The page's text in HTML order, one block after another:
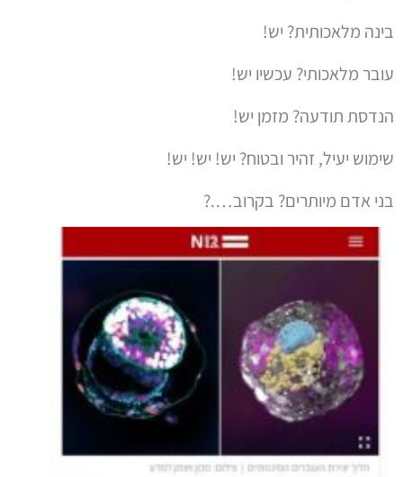
בינה מלאכותית? יש!
עובר מלאכותי? עכשיו יש!
הנדסת תודעה? מזמן יש!
שימוש יעיל, זהיר ובטוח? יש! יש! יש!
בני אדם מיותרים? בקרוב….?